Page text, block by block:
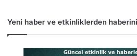
Yeni haber ve etkinliklerden